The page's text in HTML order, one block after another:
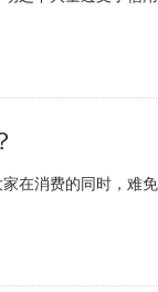
在消费的同时，难